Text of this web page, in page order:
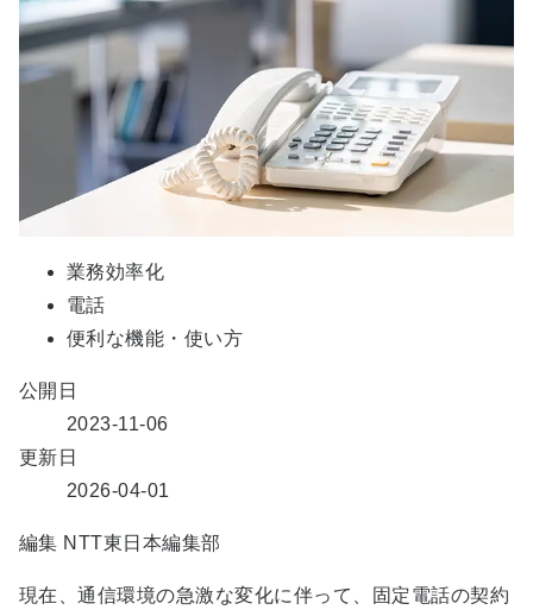
業務効率化
電話
便利な機能・使い方
公開日
2023-11-06
更新日
2026-04-01
編集 NTT東日本編集部
現在、通信環境の急激な変化に伴って、固定電話の契約